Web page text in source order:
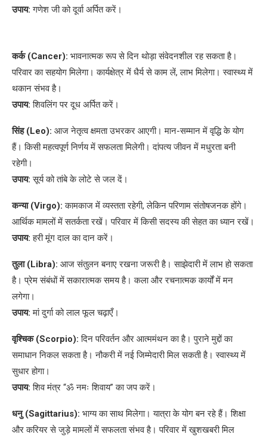
उपाय:गणेश जी को दूर्वा अर्पित करें।
कर्क (Cancer): भावनात्मक रूप से दिन थोड़ा संवेदनशील रह सकता है।
परिवार का सहयोग मिलेगा। कार्यक्षेत्र में धैर्य से काम लें, लाभ मिलेगा। स्वास्थ्य में
थकान संभव है।
उपाय: शिवलिंग पर दूध अर्पित करें।
सिंह (Leo): आज नेतृत्व क्षमता उभरकर आएगी। मान-सम्मान में वृद्धि के योग
हैं। किसी महत्वपूर्ण निर्णय में सफलता मिलेगी। दांपत्य जीवन में मधुरता बनी
रहेगी।
उपाय:सूर्य को तांबे के लोटे से जल दें।
कन्या (Virgo): कामकाज में व्यस्तता रहेगी, लेकिन परिणाम संतोषजनक होंगे।
आर्थिक मामलों में सतर्कता रखें। परिवार में किसी सदस्य की सेहत का ध्यान रखें।
उपाय: हरी मूंग दाल का दान करें।
तुला (Libra): आज संतुलन बनाए रखना जरूरी है। साझेदारी में लाभ हो सकता
है। प्रेम संबंधों में सकारात्मक समय है। कला और रचनात्मक कार्यों में मन
लगेगा।
उपाय: मां दुर्गा को लाल फूल चढ़ाएँ।
वृश्चिक (Scorpio): दिन परिवर्तन और आत्ममंथन का है। पुराने मुद्दों का
समाधान निकल सकता है। नौकरी में नई जिम्मेदारी मिल सकती है। स्वास्थ्य में
सुधार होगा।
उपाय: शिव मंत्र “ॐ नमः शिवाय” का जप करें।
धनु (Sagittarius): भाग्य का साथ मिलेगा। यात्रा के योग बन रहे हैं। शिक्षा
और करियर से जुड़े मामलों में सफलता संभव है। परिवार में खुशखबरी मिल